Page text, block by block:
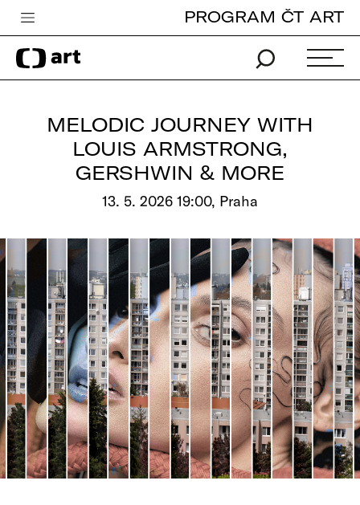
Česká televize
Zpravodajství
edu
Vše o ČT
PROGRAM ČT ART
MELODIC JOURNEY WITH
LOUIS ARMSTRONG,
GERSHWIN & MORE
13. 5. 2026 19:00, Praha